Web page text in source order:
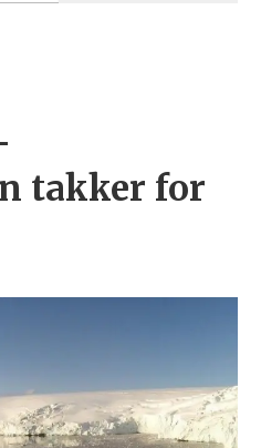
takker for